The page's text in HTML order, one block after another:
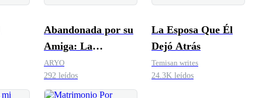
Abandonada por su
Amiga: La
Venganza de la
Novia
ARYO
292 leídos
La Esposa Que Él
Dejó Atrás
Temisan writes
24.3K leídos